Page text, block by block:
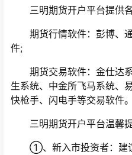
三明期货开户平台提供各
期货行情软件：彭博、通
件;
期货交易软件：金仕达系
生系统、中金所飞马系统、
快枪手、闪电手等交易软件。
三明期货开户平台温馨提
①、新入市投资者：建议